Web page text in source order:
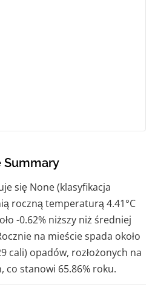
Summary
się None (klasyfikacja
roczną temperaturą 4.41°C
-0.62% niższy niż średniej
na mieście spada około
cali) opadów, rozłożonych na
co stanowi 65.86% roku.